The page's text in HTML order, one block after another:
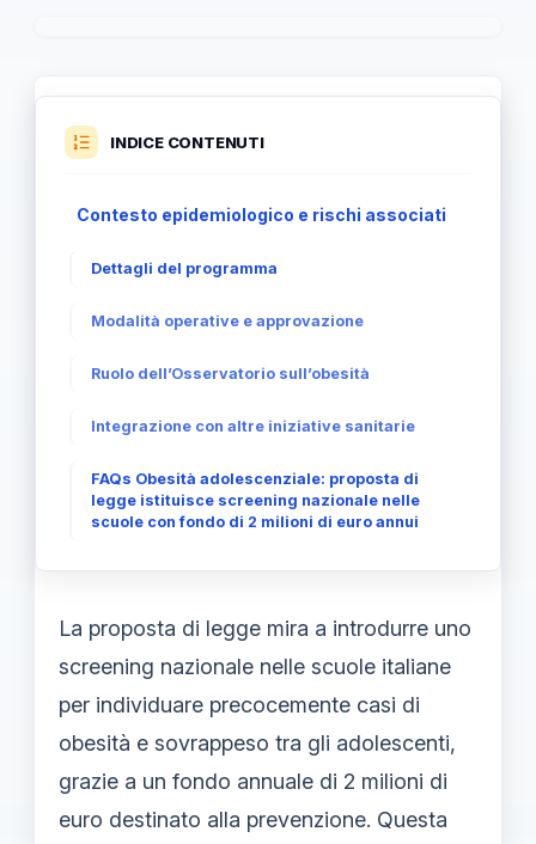
INDICE CONTENUTI
Contesto epidemiologico e rischi associati
Dettagli del programma
Modalità operative e approvazione
Ruolo dell’Osservatorio sull’obesità
Integrazione con altre iniziative sanitarie
FAQs Obesità adolescenziale: proposta di
legge istituisce screening nazionale nelle
scuole con fondo di 2 milioni di euro annui
La proposta di legge mira a introdurre uno
screening nazionale nelle scuole italiane
per individuare precocemente casi di
obesità e sovrappeso tra gli adolescenti,
grazie a un fondo annuale di 2 milioni di
euro destinato alla prevenzione. Questa